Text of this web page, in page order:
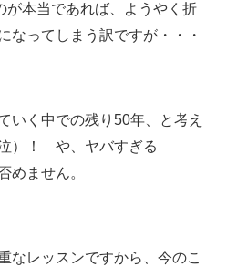
が本当であれば、ようやく折
なってしまう訳ですが・・・
いく中での残り50年、と考え
）！ や、ヤバすぎる
めません。
なレッスンですから、今のこ